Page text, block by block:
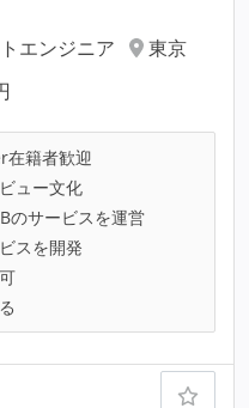
エンジニア
東京
在籍者歓迎
ュー文化
のサービスを運営
スを開発